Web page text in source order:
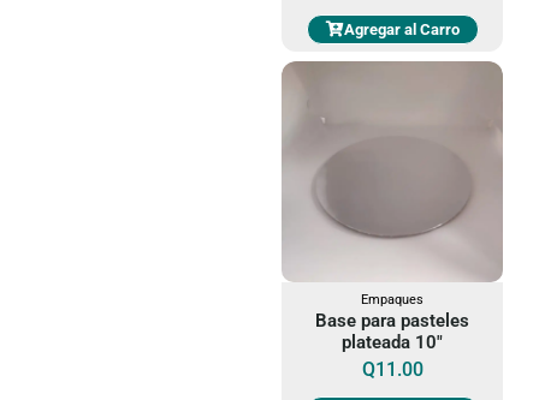
Agregar al Carro
Empaques
Base para pasteles
plateada 10"
Q11.00